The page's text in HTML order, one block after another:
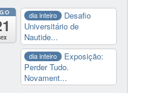
dia inteiro
Desafio
Universitário de
Nautide...
dia inteiro
Exposição:
Perder Tudo.
Novament...